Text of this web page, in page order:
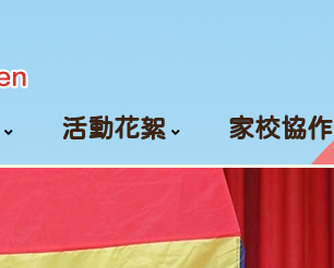
活動花絮 家校協作